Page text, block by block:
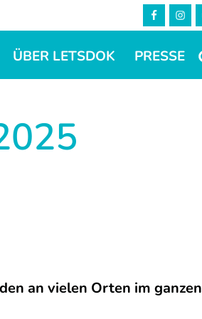
ÜBER LETSDOK PRESSE
an vielen Orten im ganzen